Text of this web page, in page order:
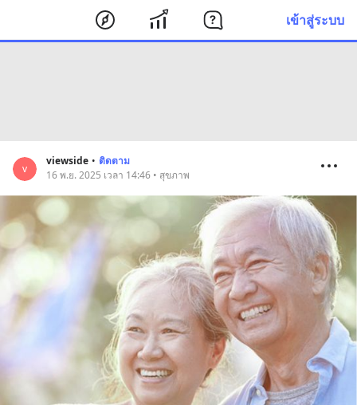
เข้าสู่ระบบ
v
viewside • ติดตาม
16 พ.ย. 2025 เวลา 14:46 • สุขภาพ